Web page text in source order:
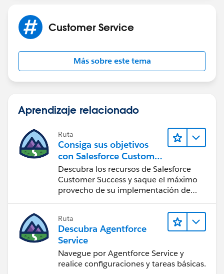
Customer Service
Más sobre este tema
Aprendizaje relacionado
Ruta
Consiga sus objetivos
con Salesforce Customer
Success
Descubra los recursos de Salesforce
Customer Success y saque el máximo
provecho de su implementación de
Ruta
Descubra Agentforce
Service
Navegue por Agentforce Service y
realice configuraciones y tareas básicas.